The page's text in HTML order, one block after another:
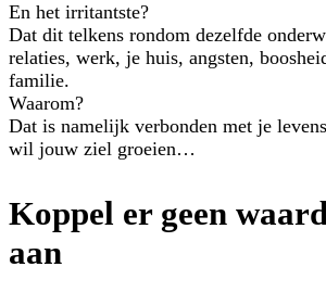
En het irritantste?
Dat dit telkens rondom dezelfde
relaties, werk, je huis, angsten,
familie.
Waarom?
Dat is namelijk verbonden met je
wil jouw ziel groeien…
Koppel er geen
aan